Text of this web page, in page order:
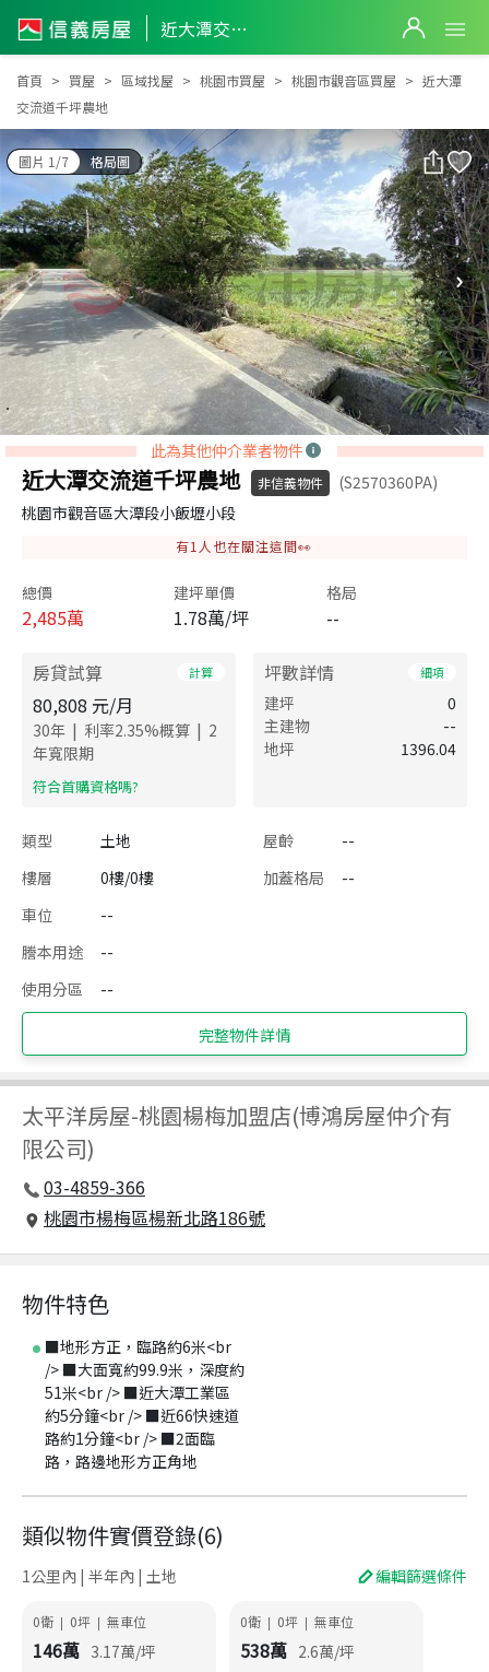
近大潭交流道千坪農地
近大潭交流道千坪農地
首頁 買屋 區域找屋 桃園市買屋 桃園市觀音區買屋
近大潭
交流道千坪農地
圖片 1/7 格局圖
此為其他仲介業者物件
近大潭交流道千坪農地 非信義物件
(S2570360PA)
桃園市觀音區大潭段小飯壢小段
有1 人也在關注這間👀
總價
2,485萬
建坪單價
1.78萬/坪
格局
--
房貸試算 計算
80,808 元/月
30年 | 利率2.35%概算 | 2
年寬限期
​符合首購資格嗎?
坪數詳情 細項
建坪
0
主建物
--
地坪
1396.04
類型 土地 屋齡
--
樓層
0樓/0樓 加蓋格局
--
車位
--
謄本用途
--
使用分區
--
完整物件詳情
太平洋房屋-桃園楊梅加盟店(博鴻房屋仲介有
限公司)
03-4859-366
桃園市楊梅區楊新北路186號
物件特色
■地形方正，臨路約6米<br
/> ■大面寬約99.9米，深度約
51米<br /> ■近大潭工業區
約5分鐘<br /> ■近66快速道
路約1分鐘<br /> ■2面臨
路，路邊地形方正角地
類似物件實價登錄(6)
1公里內 | 半年內 | 土地 編輯篩選條件
0衛 | 0坪 | 無車位
146萬 3.17萬/坪
0衛 | 0坪 | 無車位
538萬 2.6萬/坪